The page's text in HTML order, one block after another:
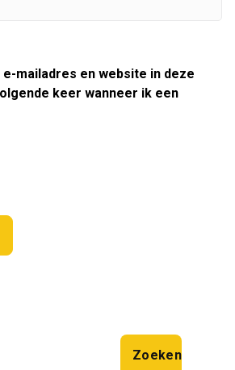
e-mailadres en website in deze
keer wanneer ik een
Zoeken